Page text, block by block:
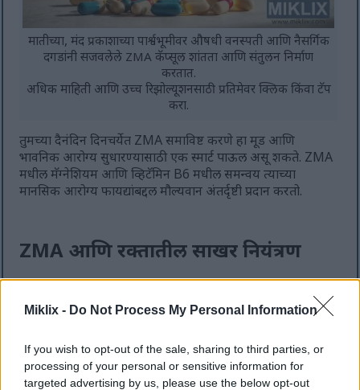
Miklix - Do Not Process My Personal Information
If you wish to opt-out of the sale, sharing to third parties, or
processing of your personal or sensitive information for
targeted advertising by us, please use the below opt-out
मातीच्या, मंद प्रकाशाच्या पार्श्वभूमीवर औषधी वनस्पती आणि नैसर्गिक
दगडांनी सजवलेले ZMA कॅप्सूल शांतता आणि संतुलन निर्माण
करतात.
अधिक माहिती आणि उच्च रिझोल्यूशनसाठी प्रतिमेवर क्लिक किंवा टॅप
करा.
तुमच्या दैनंदिन दिनचर्येत ZMA समाविष्ट करणे हा मूड आणि
भावनिक आरोग्य सुधारण्यासाठी एक स्मार्ट पाऊल असू शकते. ZMA
मधील मॅग्नेशियम आणि व्हिटॅमिन B6 मधील समन्वय त्याच्या
मानसिक आरोग्य फायद्यांबद्दल मौल्यवान अंतर्दृष्टी प्रदान करतो.
ZMA आणि रक्तातील साखर नियंत्रण
अलिकडच्या अभ्यासातून असे दिसून आले आहे की ZMA रक्तातील
साखरेची पातळी नियंत्रित करण्यास मदत करू शकते, ज्यामुळे मधुमेह
झिंक आणि मॅग्नेशियम, इन्सुलिन संवेदनशीलता वाढविण्यात मोठे
आश्वासन दर्शवतात. इन्सुलिनच्या कार्यात या सुधारणामुळे मधुमेही
रुग्णांमध्ये ग्लुकोजचा वापर चांगला होऊ शकतो.